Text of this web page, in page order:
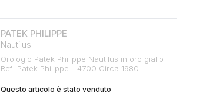
PATEK PHILIPPE
Nautilus
Orologio Patek Philippe Nautilus in oro giallo
Ref: Patek Philippe - 4700 Circa 1980
Questo articolo è stato venduto